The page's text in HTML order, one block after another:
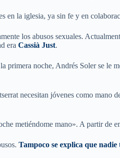
la iglesia, ya sin fe y en
los abusos sexuales.
era Cassià Just.
primera noche, Andrés Soler se
necesitan jóvenes como
metiéndome mano». A partir
Tampoco se explica que